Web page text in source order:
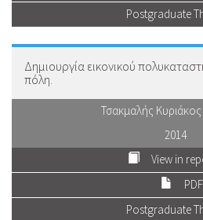
Postgraduate
Δημιουργία εικονικού
πόλη.
Τσακμαλής
2014
View in
PDF
Postgraduate